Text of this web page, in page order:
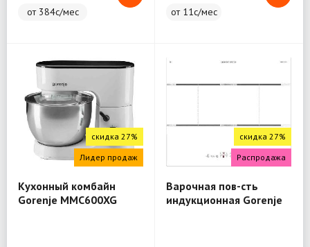
от 384с/мес от 11с/мес
скидка 27%
Лидер продаж
Кухонный комбайн
Gorenje MMC600XG
скидка 27%
Распродажа
Варочная пов-сть
индукционная Gorenje